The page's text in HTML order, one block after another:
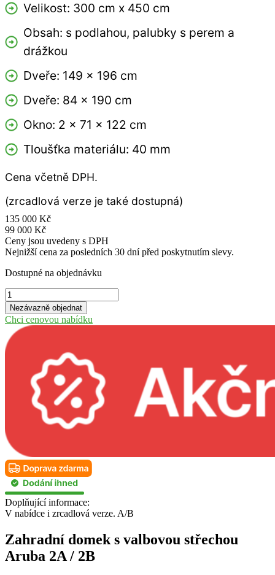
Velikost: 300 cm x 450 cm
Obsah: s podlahou, palubky s perem a
drážkou
Dveře: 149 x 196 cm
Dveře: 84 x 190 cm
Okno: 2 x 71 x 122 cm
Tloušťka materiálu: 40 mm
Cena včetně DPH.
(zrcadlová verze je také dostupná)
135 000 Kč
99 000 Kč
Ceny jsou uvedeny s DPH
Nejnižší cena za posledních 30 dní před poskytnutím slevy.
Dostupné na objednávku
Luxusní
chatka
Aruba
2A
množství
Nezávazně objednat
Chci cenovou nabídku
Doplňující informace:
V nabídce i zrcadlová verze. A/B
Zahradní domek s valbovou střechou
Aruba 2A / 2B